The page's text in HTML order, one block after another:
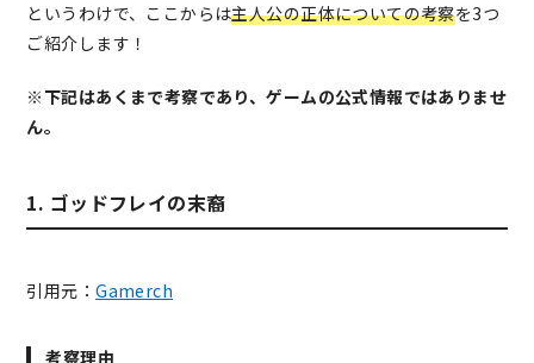
というわけで、ここからは主人公の正体についての考察を3つ
ご紹介します！
※下記はあくまで考察であり、ゲームの公式情報ではありませ
ん。
1. ゴッドフレイの末裔
引用元：Gamerch
考察理由